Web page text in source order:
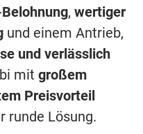
, wertiger
und einem Antrieb,
und verlässlich
mit großem
Preisvorteil
runde Lösung.